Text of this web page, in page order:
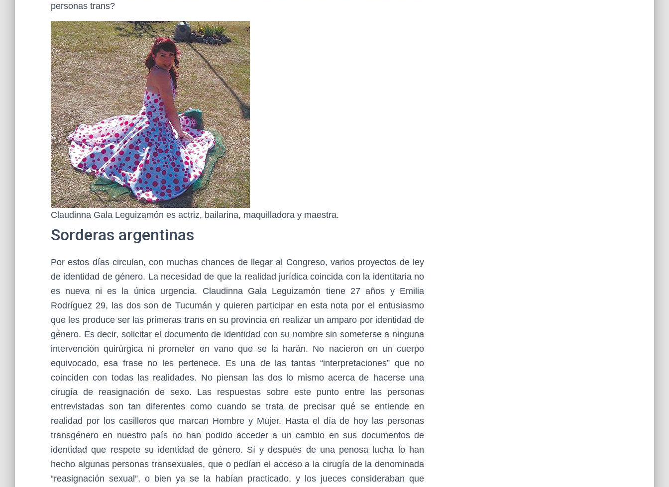
personas trans?
Claudinna Gala Leguizamón es actriz, bailarina, maquilladora y maestra.
Sorderas argentinas
Por estos días circulan, con muchas chances de llegar al Congreso, varios proyectos de ley
de identidad de género. La necesidad de que la realidad jurídica coincida con la identitaria no
es nueva ni es la única urgencia. Claudinna Gala Leguizamón tiene 27 años y Emilia
Rodríguez 29, las dos son de Tucumán y quieren participar en esta nota por el entusiasmo
que les produce ser las primeras trans en su provincia en realizar un amparo por identidad de
género. Es decir, solicitar el documento de identidad con su nombre sin someterse a ninguna
intervención quirúrgica ni prometer en vano que se la harán. No nacieron en un cuerpo
equivocado, esa frase no les pertenece. Es una de las tantas “interpretaciones” que no
coinciden con todas las realidades. No piensan las dos lo mismo acerca de hacerse una
cirugía de reasignación de sexo. Las respuestas sobre este punto entre las personas
entrevistadas son tan diferentes como cuando se trata de precisar qué se entiende en
realidad por los casilleros que marcan Hombre y Mujer. Hasta el día de hoy las personas
transgénero en nuestro país no han podido acceder a un cambio en sus documentos de
identidad que respete su identidad de género. Sí y después de una penosa lucha lo han
hecho algunas personas transexuales, que o pedían el acceso a la cirugía de la denominada
“reasignación sexual”, o bien ya se la habían practicado, y los jueces consideraban que